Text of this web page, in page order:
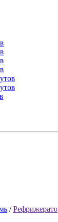
/